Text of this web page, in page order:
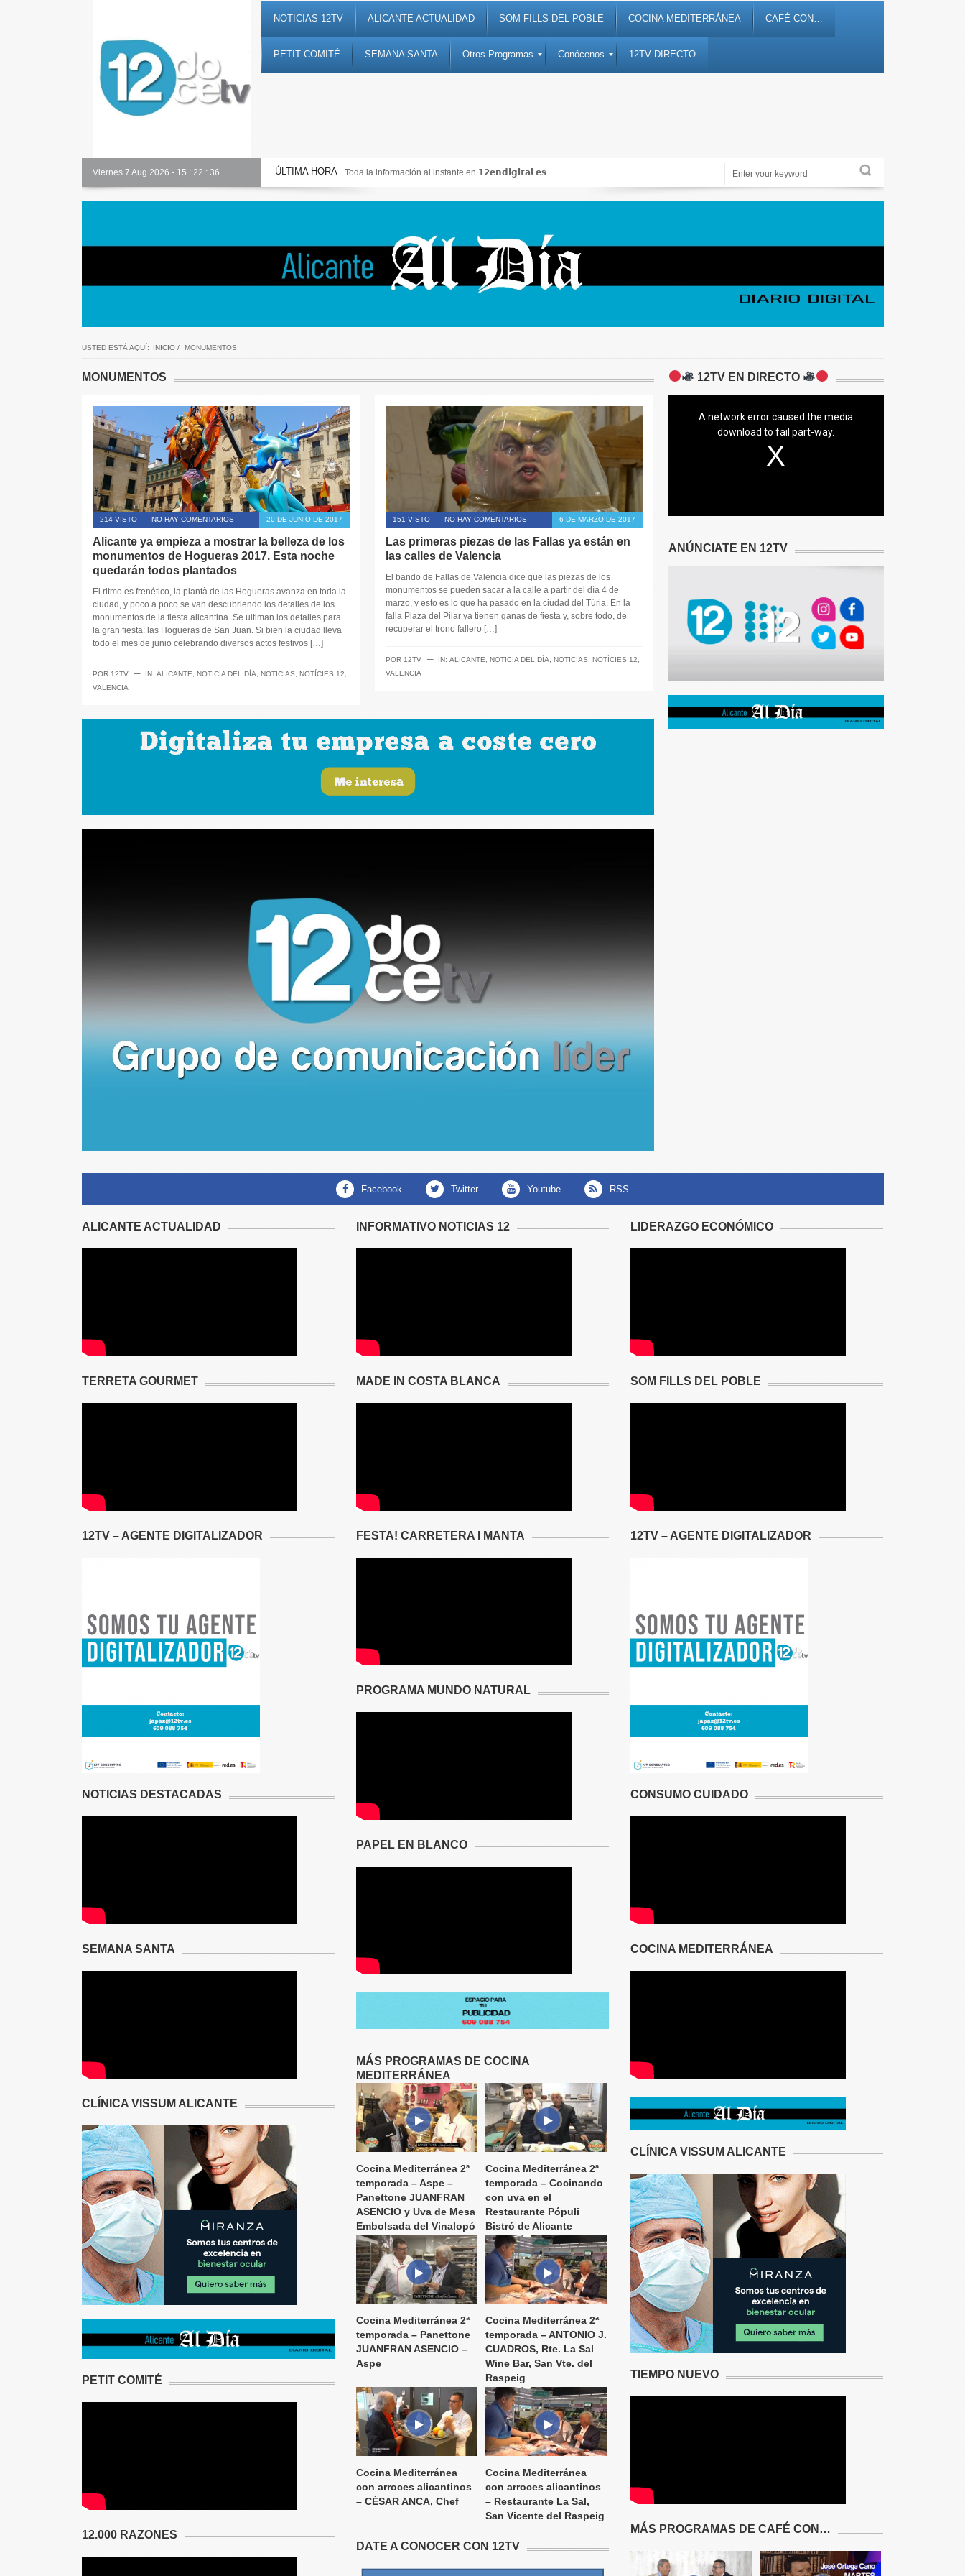
NOTICIAS 12TV ALICANTE ACTUALIDAD SOM FILLS DEL POBLE COCINA MEDITERRÁNEA CAFÉ CON…
PETIT COMITÉ SEMANA SANTA Otros Programas Conócenos 12TV DIRECTO
Viernes 7 Aug 2026 - 15 : 22 : 38 ÚLTIMA HORA
Alicante Actualidad Toda la información al instante en 𝟭𝟮𝗲𝗻𝗱𝗶𝗴𝗶𝘁𝗮𝗹.𝗲𝘀 Noticias, debates, fiestas, cultura, ocio y entretenimiento
USTED ESTÁ AQUÍ: INICIO/ MONUMENTOS
MONUMENTOS
214 VISTO - NO HAY COMENTARIOS 20 DE JUNIO DE 2017
Alicante ya empieza a mostrar la belleza de los
monumentos de Hogueras 2017. Esta noche
quedarán todos plantados
El ritmo es frenético, la plantà de las Hogueras avanza en toda la
ciudad, y poco a poco se van descubriendo los detalles de los
monumentos de la fiesta alicantina. Se ultiman los detalles para
la gran fiesta: las Hogueras de San Juan. Si bien la ciudad lleva
todo el mes de junio celebrando diversos actos festivos […]
POR 12TV ─ IN: ALICANTE NOTICIA DEL DÍA NOTICIAS NOTÍCIES 12
VALENCIA
151 VISTO - NO HAY COMENTARIOS 6 DE MARZO DE 2017
Las primeras piezas de las Fallas ya están en
las calles de Valencia
El bando de Fallas de Valencia dice que las piezas de los
monumentos se pueden sacar a la calle a partir del día 4 de
marzo, y esto es lo que ha pasado en la ciudad del Túria. En la
falla Plaza del Pilar ya tienen ganas de fiesta y, sobre todo, de
recuperar el trono fallero […]
POR 12TV ─ IN: ALICANTE NOTICIA DEL DÍA NOTICIAS NOTÍCIES 12
VALENCIA
12TV EN DIRECTO
A network error caused the media
download to fail part-way.
ANÚNCIATE EN 12TV
facebook twitter youtube RSS
ALICANTE ACTUALIDAD
TERRETA GOURMET
12TV – AGENTE DIGITALIZADOR
NOTICIAS DESTACADAS
SEMANA SANTA
CLÍNICA VISSUM ALICANTE
PETIT COMITÉ
12.000 RAZONES
INFORMATIVO NOTICIAS 12
MADE IN COSTA BLANCA
FESTA! CARRETERA I MANTA
PROGRAMA MUNDO NATURAL
PAPEL EN BLANCO
MÁS PROGRAMAS DE COCINA
MEDITERRÁNEA
Cocina Mediterránea 2ª
temporada – Aspe –
Panettone JUANFRAN
ASENCIO y Uva de Mesa
Embolsada del Vinalopó
Cocina Mediterránea 2ª
temporada – Cocinando
con uva en el
Restaurante Pópuli
Bistró de Alicante
Cocina Mediterránea 2ª
temporada – Panettone
JUANFRAN ASENCIO –
Aspe
Cocina Mediterránea 2ª
temporada – ANTONIO J.
CUADROS, Rte. La Sal
Wine Bar, San Vte. del
Raspeig
Cocina Mediterránea
con arroces alicantinos
– CÉSAR ANCA, Chef
Cocina Mediterránea
con arroces alicantinos
– Restaurante La Sal,
San Vicente del Raspeig
DATE A CONOCER CON 12TV
LIDERAZGO ECONÓMICO
SOM FILLS DEL POBLE
12TV – AGENTE DIGITALIZADOR
CONSUMO CUIDADO
COCINA MEDITERRÁNEA
CLÍNICA VISSUM ALICANTE
TIEMPO NUEVO
MÁS PROGRAMAS DE CAFÉ CON…